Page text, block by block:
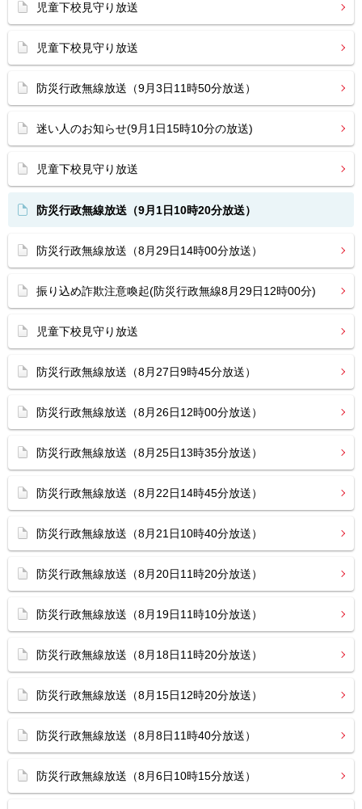
児童下校見守り放送
児童下校見守り放送
防災行政無線放送（9月3日11時50分放送）
迷い人のお知らせ(9月1日15時10分の放送)
児童下校見守り放送
防災行政無線放送（9月1日10時20分放送）
防災行政無線放送（8月29日14時00分放送）
振り込め詐欺注意喚起(防災行政無線8月29日12時00分)
児童下校見守り放送
防災行政無線放送（8月27日9時45分放送）
防災行政無線放送（8月26日12時00分放送）
防災行政無線放送（8月25日13時35分放送）
防災行政無線放送（8月22日14時45分放送）
防災行政無線放送（8月21日10時40分放送）
防災行政無線放送（8月20日11時20分放送）
防災行政無線放送（8月19日11時10分放送）
防災行政無線放送（8月18日11時20分放送）
防災行政無線放送（8月15日12時20分放送）
防災行政無線放送（8月8日11時40分放送）
防災行政無線放送（8月6日10時15分放送）